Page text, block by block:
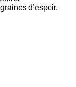
d’espoir.